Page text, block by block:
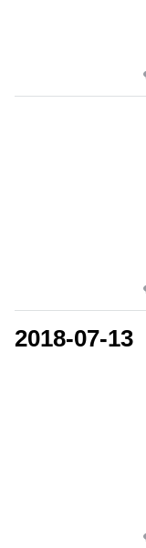
2018-07-13